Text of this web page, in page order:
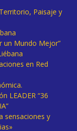
Paisaje y
un Mundo Mejor”
en Red
LEADER “36
sensaciones y